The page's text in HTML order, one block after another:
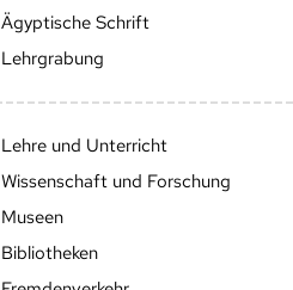
Ägyptische Schrift
Lehrgrabung
Lehre und Unterricht
Wissenschaft und Forschung
Museen
Bibliotheken